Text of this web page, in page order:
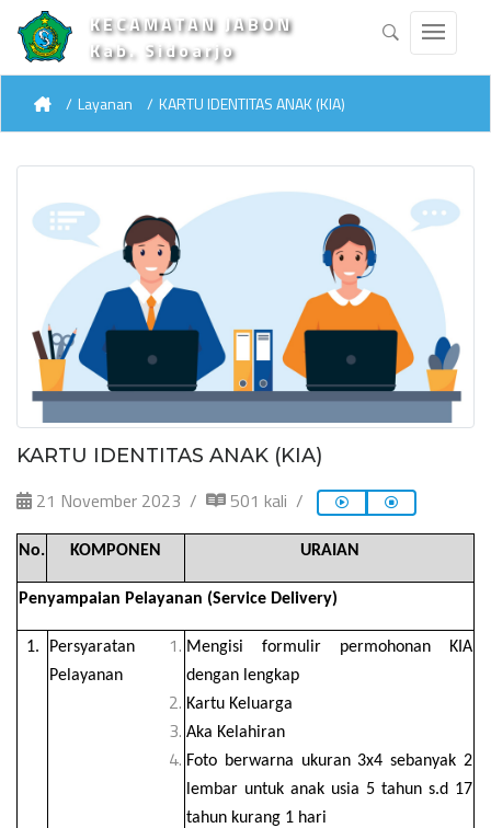
KECAMATAN JABON
Kab. Sidoarjo
Layanan KARTU IDENTITAS ANAK (KIA)
KARTU IDENTITAS ANAK (KIA)
21 November 2023 501 kali
No. KOMPONEN URAIAN
Penyampaian Pelayanan (Service Delivery)
1.
Persyaratan
Pelayanan
Mengisi formulir permohonan KIA
dengan lengkap
Kartu Keluarga
Aka Kelahiran
Foto berwarna ukuran 3x4 sebanyak 2
lembar untuk anak usia 5 tahun s.d 17
tahun kurang 1 hari